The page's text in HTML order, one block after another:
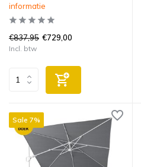
informatie
€837,95 €729,00
Incl. btw
Sale 7%